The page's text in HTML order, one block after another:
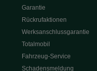
Garantie
Rückrufaktionen
Werksanschlussgarantie
Totalmobil
Fahrzeug-Service
Schadensmeldung